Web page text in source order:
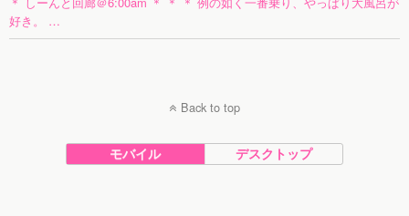
好き。 …
Back to top
モバイル デスクトップ